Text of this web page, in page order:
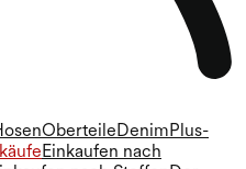
Oberteile Denim Plus-
Einkaufen nach